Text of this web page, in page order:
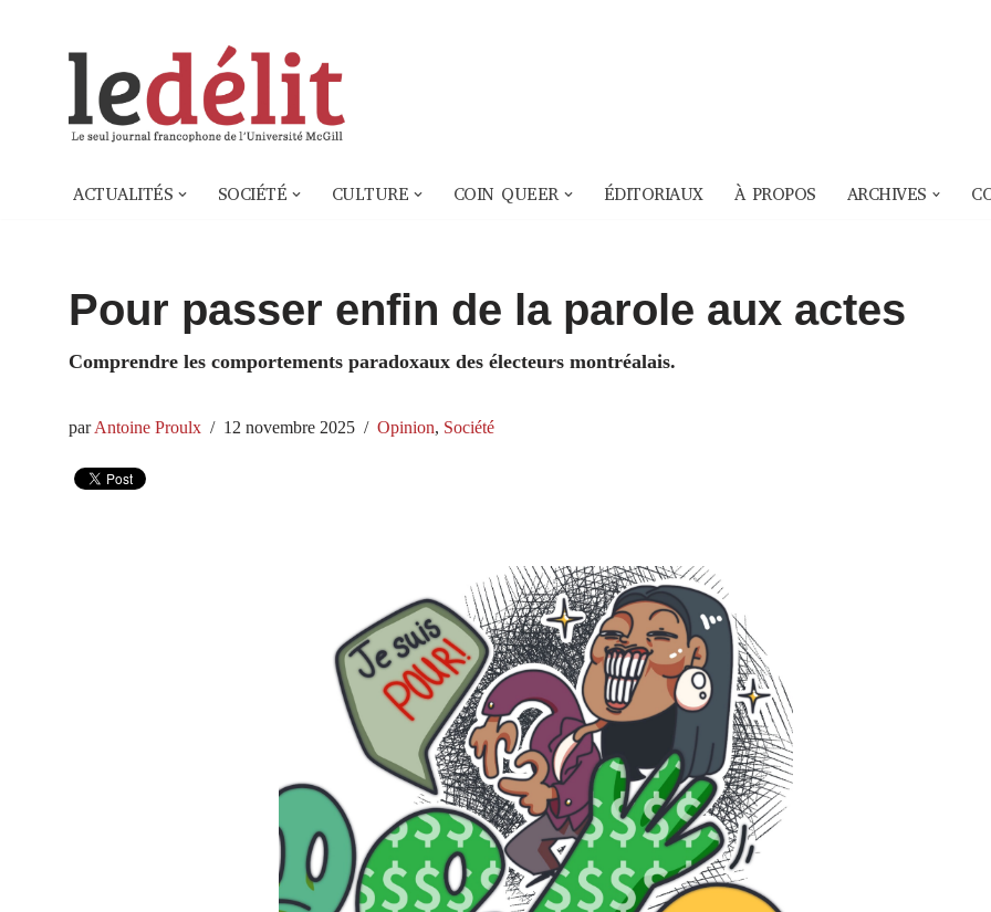
ACTUALITÉS SOCIÉTÉ CULTURE COIN QUEER ÉDITORIAUX À PROPOS ARCHIVES
Pour passer enfin de la parole aux actes
Comprendre les comportements paradoxaux des électeurs montréalais.
parAntoine Proulx 12 novembre 2025 Opinion, Société